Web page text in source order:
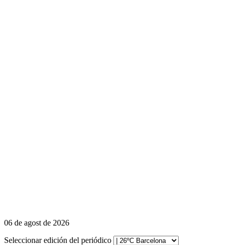
06 de agost de 2026
Seleccionar edición del periódico